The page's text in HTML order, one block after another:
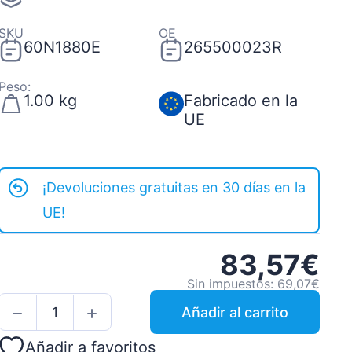
60N1880E
OE
265500023R
1.00 kg
Fabricado en la
UE
¡Devoluciones gratuitas en 30 días en la
UE!
83,57€
Sin impuestos: 69,07€
Añadir al carrito
Añadir a favoritos